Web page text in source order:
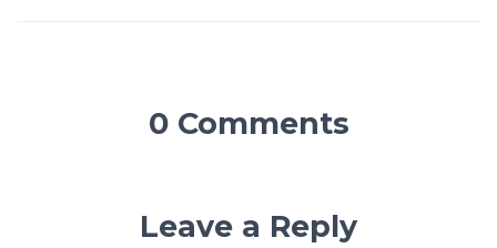
0 Comments
Leave a Reply